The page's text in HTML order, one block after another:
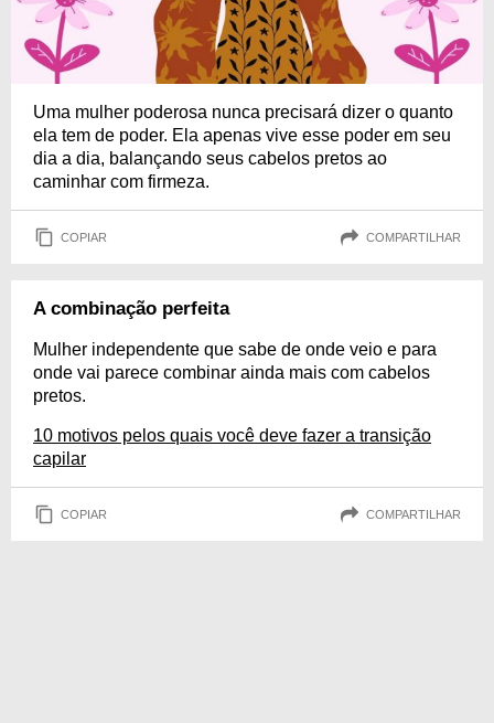
Uma mulher poderosa nunca precisará dizer o quanto
ela tem de poder. Ela apenas vive esse poder em seu
dia a dia, balançando seus cabelos pretos ao
caminhar com firmeza.
COPIAR COMPARTILHAR
A combinação perfeita
Mulher independente que sabe de onde veio e para
onde vai parece combinar ainda mais com cabelos
pretos.
10 motivos pelos quais você deve fazer a transição
capilar
COPIAR COMPARTILHAR